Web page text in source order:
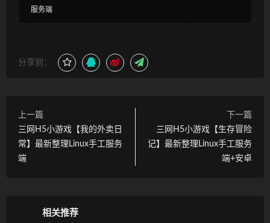
服务端
分享到：
上一篇
三网H5小游戏【我的外卖日
常】最新整理Linux手工服务
端
下一篇
三网H5小游戏【生存冒险
记】最新整理Linux手工服务
端+安卓
相关推荐